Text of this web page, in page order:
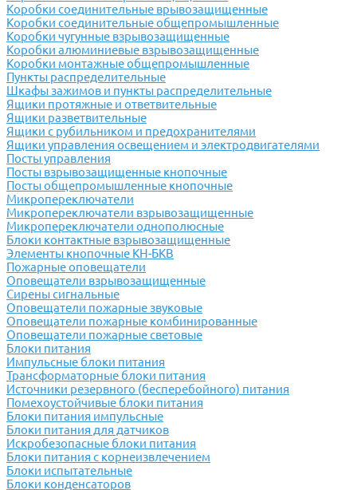
Коробки соединительные врывозащищенные
Коробки соединительные общепромышленные
Коробки чугунные взрывозащищенные
Коробки алюминиевые взрывозащищенные
Коробки монтажные общепромышленные
Пункты распределительные
Шкафы зажимов и пункты распределительные
Ящики протяжные и ответвительные
Ящики разветвительные
Ящики с рубильником и предохранителями
Ящики управления освещением и электродвигателями
Посты управления
Посты взрывозащищенные кнопочные
Посты общепромышленные кнопочные
Микропереключатели
Микропереключатели взрывозащищенные
Микропереключатели однополюсные
Блоки контактные взрывозащищенные
Элементы кнопочные КН-БКВ
Пожарные оповещатели
Оповещатели взрывозащищенные
Сирены сигнальные
Оповещатели пожарные звуковые
Оповещатели пожарные комбинированные
Оповещатели пожарные световые
Блоки питания
Импульсные блоки питания
Трансформаторные блоки питания
Источники резервного (бесперебойного) питания
Помехоустойчивые блоки питания
Блоки питания импульсные
Блоки питания для датчиков
Искробезопасные блоки питания
Блоки питания с корнеизвлечением
Блоки испытательные
Блоки конденсаторов